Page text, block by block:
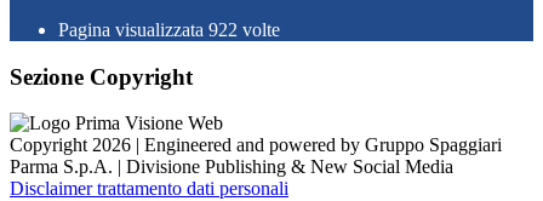
Pagina visualizzata 922 volte
Sezione Copyright
Copyright 2026 | Engineered and powered by Gruppo Spaggiari
Parma S.p.A. | Divisione Publishing & New Social Media
Disclaimer trattamento dati personali